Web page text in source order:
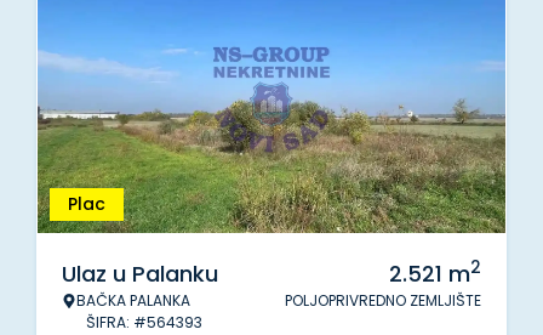
Plac
Ulaz u Palanku
BAČKA PALANKA
ŠIFRA: #564393
2.521 m2
POLJOPRIVREDNO ZEMLJIŠTE